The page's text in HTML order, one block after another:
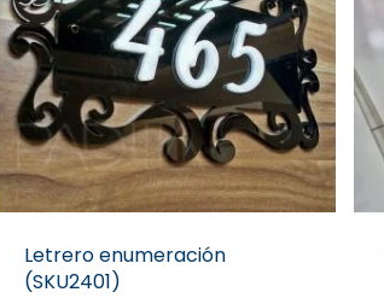
Letrero enumeración
(SKU2401)